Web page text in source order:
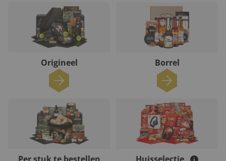
Origineel Borrel
Per stuk te bestellen Huisselectie